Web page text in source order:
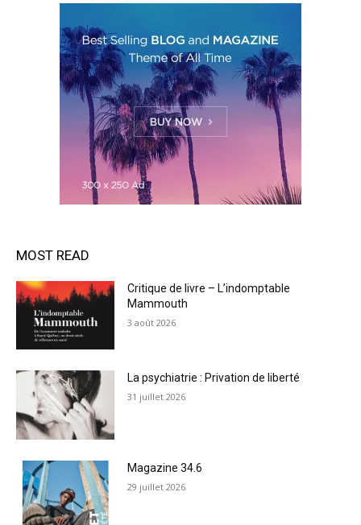
MOST READ
Critique de livre – L’indomptable
Mammouth
3 août 2026
La psychiatrie : Privation de liberté
31 juillet 2026
Magazine 34.6
29 juillet 2026